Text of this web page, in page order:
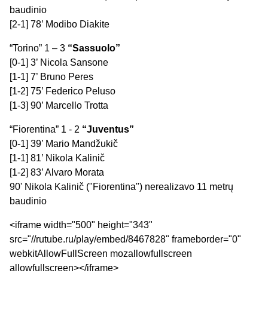
baudinio
[2-1] 78’ Modibo Diakite
“Torino” 1 – 3 “Sassuolo”
[0-1] 3’ Nicola Sansone
[1-1] 7’ Bruno Peres
[1-2] 75’ Federico Peluso
[1-3] 90’ Marcello Trotta
“Fiorentina” 1 - 2 “Juventus”
[0-1] 39’ Mario Mandžukič
[1-1] 81’ Nikola Kalinič
[1-2] 83’ Alvaro Morata
90' Nikola Kalinič ("Fiorentina") nerealizavo 11 metrų
baudinio
<iframe width="500" height="343"
src="//rutube.ru/play/embed/8467828" frameborder="0"
webkitAllowFullScreen mozallowfullscreen
allowfullscreen></iframe>